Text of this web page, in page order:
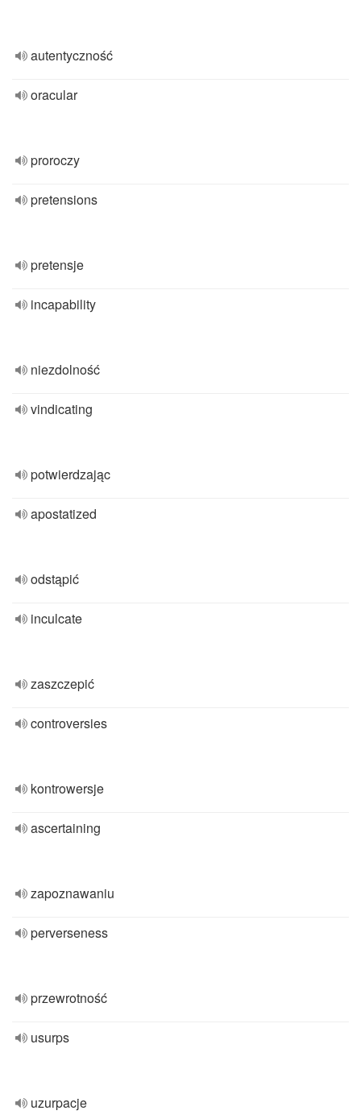
autentyczność
oracular
proroczy
pretensions
pretensje
incapability
niezdolność
vindicating
potwierdzając
apostatized
odstąpić
inculcate
zaszczepić
controversies
kontrowersje
ascertaining
zapoznawaniu
perverseness
przewrotność
usurps
uzurpacje